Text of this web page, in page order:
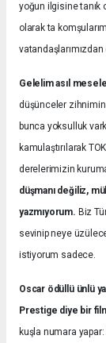
yoğun ilgisine tanık
olarak ta
Gelelim asıl
düşünceler zihnimin
bunca yoksulluk
kamulaştırılarak
derelerimizin
düşmanı değiliz,
yazmıyorum. Biz
sevinip neye
istiyorum sadece.
Oscar ödüllü ünlü
Prestige diye bir
kuşla numara